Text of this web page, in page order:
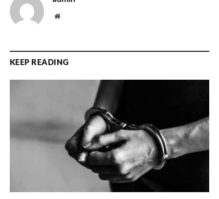
Website
KEEP READING